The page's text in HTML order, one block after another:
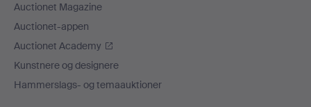
Auctionet Magazine
Auctionet-appen
Auctionet Academy
Kunstnere og designere
Hammerslags- og temaauktioner